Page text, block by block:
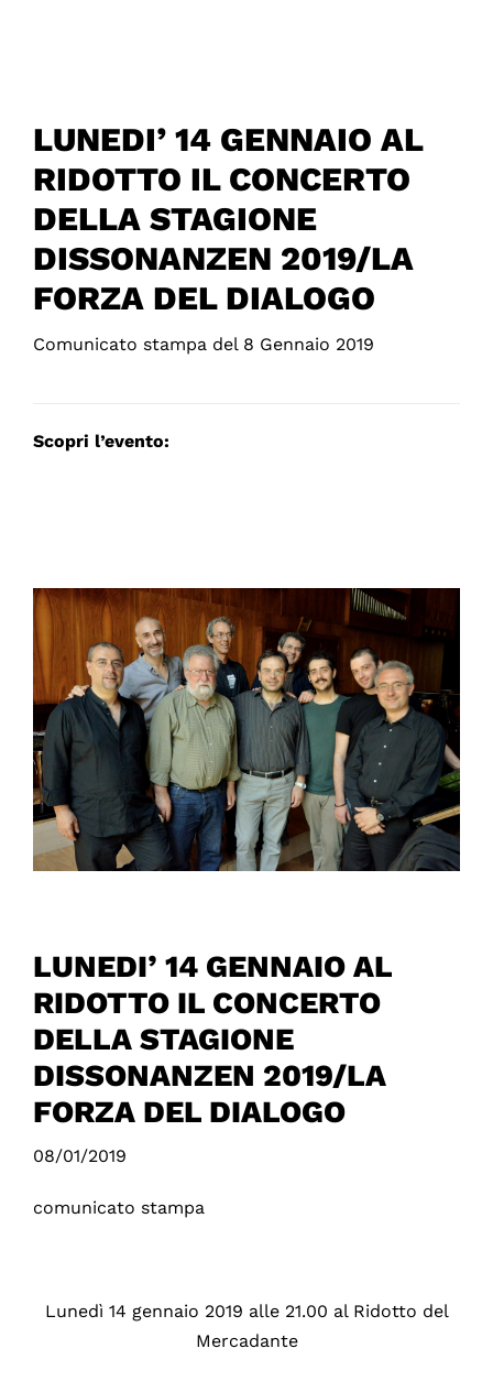
LUNEDI’ 14 GENNAIO AL
RIDOTTO IL CONCERTO
DELLA STAGIONE
DISSONANZEN 2019/LA
FORZA DEL DIALOGO
Comunicato stampa del 8 Gennaio 2019
Scopri l’evento:
LUNEDI’ 14 GENNAIO AL
RIDOTTO IL CONCERTO
DELLA STAGIONE
DISSONANZEN 2019/LA
FORZA DEL DIALOGO
08/01/2019
comunicato stampa
Lunedì 14 gennaio 2019 alle 21.00 al Ridotto del
Mercadante